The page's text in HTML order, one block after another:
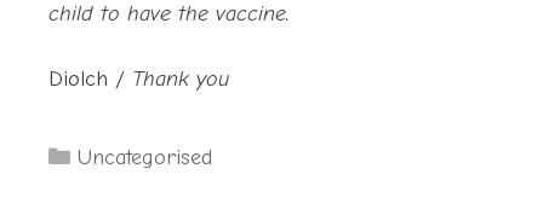
child to have the vaccine.
Diolch / Thank you
Categories
Uncategorised